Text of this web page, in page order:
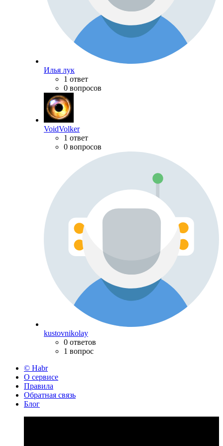
Илья лук
1 ответ
0 вопросов
VoidVolker
1 ответ
0 вопросов
kustovnikolay
0 ответов
1 вопрос
© Habr
О сервисе
Правила
Обратная связь
Блог